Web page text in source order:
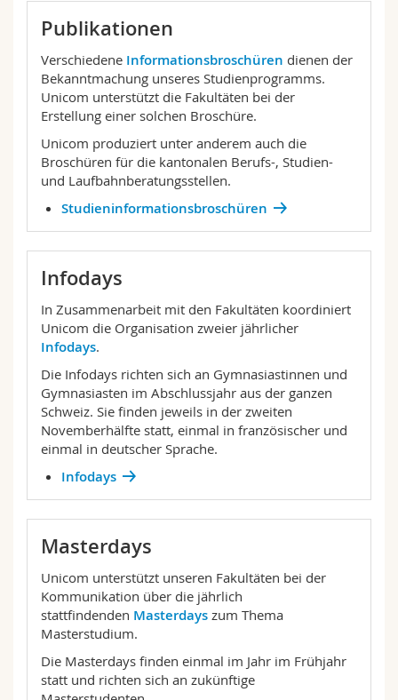
Publikationen
Verschiedene Informationsbroschüren dienen der
Bekanntmachung unseres Studienprogramms.
Unicom unterstützt die Fakultäten bei der
Erstellung einer solchen Broschüre.
Unicom produziert unter anderem auch die
Broschüren für die kantonalen Berufs-, Studien-
und Laufbahnberatungsstellen.
Studieninformationsbroschüren
Infodays
In Zusammenarbeit mit den Fakultäten koordiniert
Unicom die Organisation zweier jährlicher
Infodays.
Die Infodays richten sich an Gymnasiastinnen und
Gymnasiasten im Abschlussjahr aus der ganzen
Schweiz. Sie finden jeweils in der zweiten
Novemberhälfte statt, einmal in französischer und
einmal in deutscher Sprache.
Infodays
Masterdays
Unicom unterstützt unseren Fakultäten bei der
Kommunikation über die jährlich
stattfindenden Masterdays zum Thema
Masterstudium.
Die Masterdays finden einmal im Jahr im Frühjahr
statt und richten sich an zukünftige